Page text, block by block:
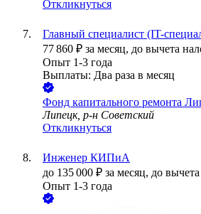
Откликнуться
Главный специалист (IT-
77 860 ₽ за месяц, до вычета
Опыт 1-3 года
Выплаты: Два раза в месяц
Фонд капитального ремонта
Липецк, р-н Советский
Откликнуться
Инженер КИПиА
до 135 000 ₽ за месяц, до
Опыт 1-3 года